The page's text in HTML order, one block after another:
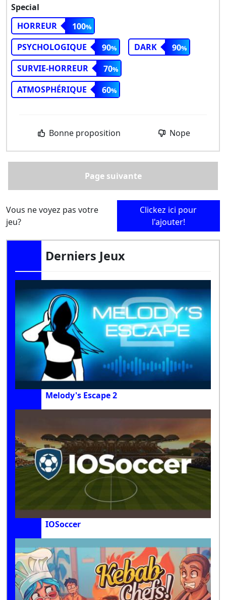
Special
HORREUR
100
PSYCHOLOGIQUE
90 DARK
90
SURVIE-HORREUR
70
ATMOSPHÉRIQUE
60
Bonne proposition Nope
Page suivante
Vous ne voyez pas votre
jeu?
Clickez ici pour
l'ajouter!
Derniers Jeux
Melody's Escape 2
IOSoccer